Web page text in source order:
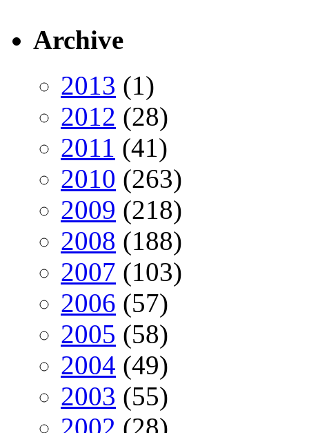
Archive
2013 (1)
2012 (28)
2011 (41)
2010 (263)
2009 (218)
2008 (188)
2007 (103)
2006 (57)
2005 (58)
2004 (49)
2003 (55)